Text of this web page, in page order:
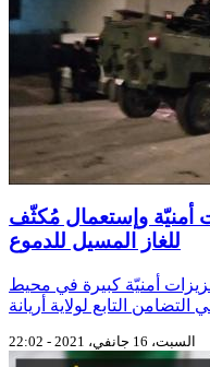
أمنيّة وإستعمال مُكثّف
للغاز المسيل للدموع
أمنيّة كبيرة في محيط
السبت، 16 جانفي، 2021 - 22:02